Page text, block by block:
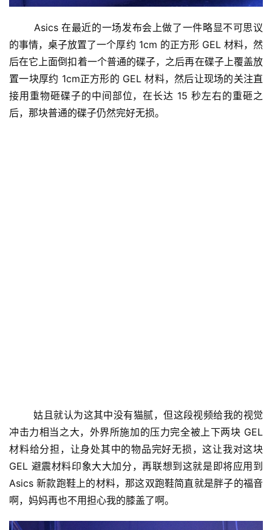
的事情，桌子放置了一个厚约 1cm 的正方形 GEL 材料，然
后在它上面倒扣着一个普通的碟子，之后再在碟子上覆盖放
置一块厚约 1cm正方形的 GEL 材料，然后让现场的关注直
接用重物砸碟子的中间部位，在长达 15 秒左右的重砸之
后，那块普通的碟子仍然完好无损。
	姑且就认为这其中没有猫腻，但这段视频给我的视觉
冲击力相当之大，外界所施加的压力完全被上下两块 GEL
材料给分担，让身处其中的物品完好无损，这让我对这块
GEL 避震材料印象大大加分，再联想到这就是即将应用到
Asics 新款跑鞋上的材料，那这双跑鞋简直就是胖子的福音
啊，妈妈再也不用担心我的膝盖了啊。